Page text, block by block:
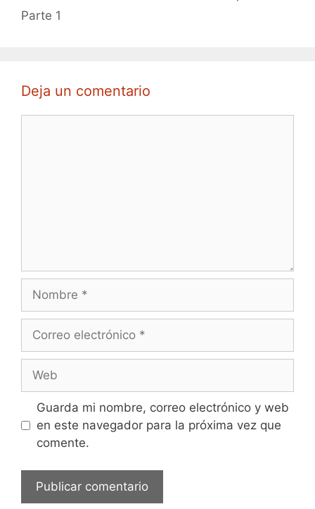
Parte 1
Deja un comentario
Nombre
Correo
Web
Guarda mi nombre, correo electrónico y web
en este navegador para la próxima vez que
comente.